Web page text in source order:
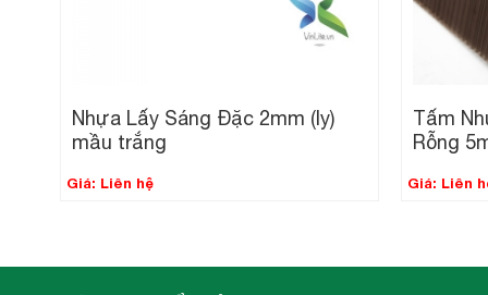
Nhựa Lấy Sáng Đặc 2mm (ly)
mầu trắng
Giá: Liên hệ
Tấm
Rỗng
Giá: Liên